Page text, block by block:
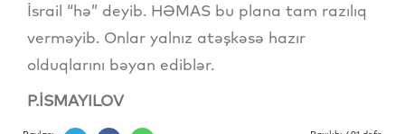
İsrail “hə” deyib. HƏMAS bu plana tam razılıq
verməyib. Onlar yalnız atəşkəsə hazır
olduqlarını bəyan ediblər.
P.İSMAYILOV